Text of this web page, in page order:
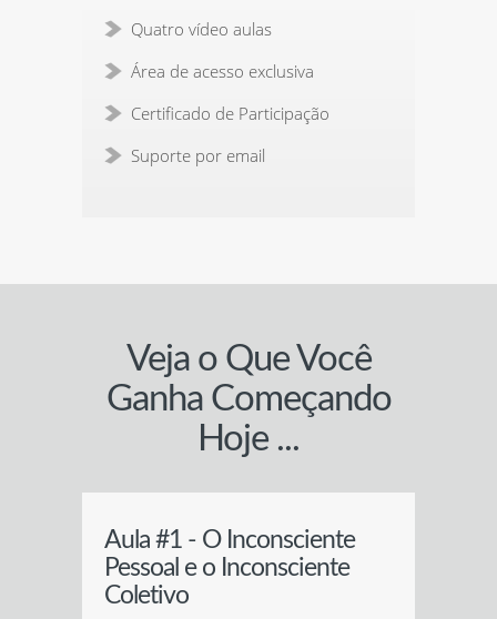
Quatro vídeo aulas
Área de acesso exclusiva
Certificado de Participação
Suporte por email
Veja o Que Você
Ganha Começando
Hoje ...
Aula #1 - O Inconsciente
Pessoal e o Inconsciente
Coletivo